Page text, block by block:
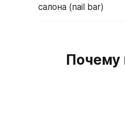
салона (nail bar)
Почему